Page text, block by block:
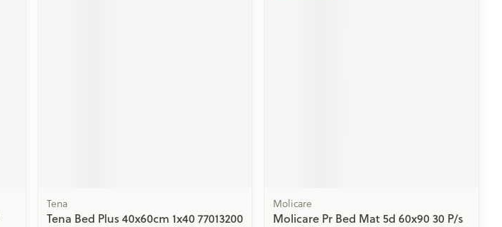
Tena
Tena Bed Plus 40x60cm 1x40 77013200
Molicare
Molicare Pr Bed Mat 5d 60x90 30 P/s